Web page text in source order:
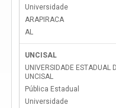
Universidade
ARAPIRACA
AL
UNCISAL
UNIVERSIDADE ESTADUAL
UNCISAL
Pública Estadual
Universidade